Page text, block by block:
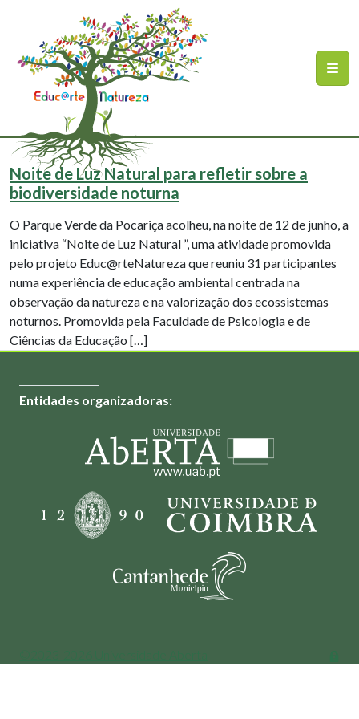
Ir para o conteúdo principal
Mapa do site
Noite de Luz Natural para refletir sobre a
biodiversidade noturna
O Parque Verde da Pocariça acolheu, na noite de 12 de junho, a
iniciativa “Noite de Luz Natural ”, uma atividade promovida
pelo projeto Educ@rteNatureza que reuniu 31 participantes
numa experiência de educação ambiental centrada na
observação da natureza e na valorização dos ecossistemas
noturnos. Promovida pela Faculdade de Psicologia e de
Ciências da Educação […]
Entidades organizadoras: